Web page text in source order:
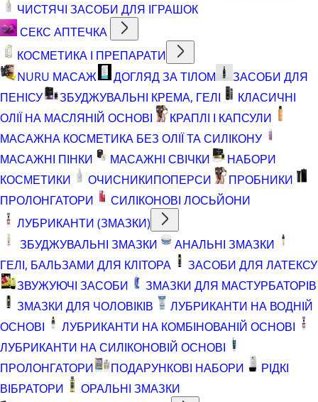
ЧИСТЯЧІ ЗАСОБИ ДЛЯ ІГРАШОК
СЕКС АПТЕЧКА
КОСМЕТИКА І ПРЕПАРАТИ
NURU МАСАЖ
ДОГЛЯД ЗА ТІЛОМ
ЗАСОБИ ДЛЯ
ПЕНІСУ
ЗБУДЖУВАЛЬНІ КРЕМА, ГЕЛІ
КЛАСИЧНІ
ОЛІЇ НА МАСЛЯНІЙ ОСНОВІ
КРАПЛІ І КАПСУЛИ
МАСАЖНА КОСМЕТИКА БЕЗ ОЛІЇ ТА СИЛІКОНУ
МАСАЖНІ ПІНКИ
МАСАЖНІ СВІЧКИ
НАБОРИ
КОСМЕТИКИ
ОЧИСНИКИПОПЕРСИ
ПРОБНИКИ
ПРОЛОНГАТОРИ
СИЛІКОНОВІ ЛОСЬЙОНИ
ЛУБРИКАНТИ (ЗМАЗКИ)
ЗБУДЖУВАЛЬНІ ЗМАЗКИ
АНАЛЬНІ ЗМАЗКИ
ГЕЛІ, БАЛЬЗАМИ ДЛЯ КЛІТОРА
ЗАСОБИ ДЛЯ ЛАТЕКСУ
ЗВУЖУЮЧІ ЗАСОБИ
ЗМАЗКИ ДЛЯ МАСТУРБАТОРІВ
ЗМАЗКИ ДЛЯ ЧОЛОВІКІВ
ЛУБРИКАНТИ НА ВОДНІЙ
ОСНОВІ
ЛУБРИКАНТИ НА КОМБІНОВАНІЙ ОСНОВІ
ЛУБРИКАНТИ НА СИЛІКОНОВІЙ ОСНОВІ
ПРОЛОНГАТОРИ
ПОДАРУНКОВІ НАБОРИ
РІДКІ
ВІБРАТОРИ
ОРАЛЬНІ ЗМАЗКИ